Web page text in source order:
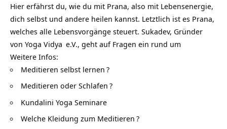
Hier erfährst du, wie du mit Prana, also mit Lebensenergie,
dich selbst und andere heilen kannst. Letztlich ist es Prana,
welches alle Lebensvorgänge steuert. Sukadev, Gründer
von Yoga Vidya e.V., geht auf Fragen ein rund um
Weitere Infos:
Meditieren selbst lernen ?
Meditieren oder Schlafen ?
Kundalini Yoga Seminare
Welche Kleidung zum Meditieren ?